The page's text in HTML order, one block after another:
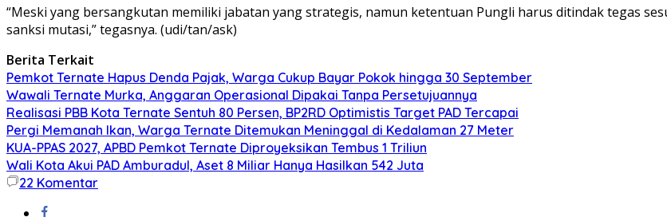
“Meski yang bersangkutan memiliki jabatan yang strategis, namun ketentuan Pungli harus ditindak tegas
sanksi mutasi,” tegasnya. (udi/tan/ask)
Berita Terkait
Pemkot Ternate Hapus Denda Pajak, Warga Cukup Bayar Pokok hingga 30 September
Wawali Ternate Murka, Anggaran Operasional Dipakai Tanpa Persetujuannya
Realisasi PBB Kota Ternate Sentuh 80 Persen, BP2RD Optimistis Target PAD Tercapai
Pergi Memanah Ikan, Warga Ternate Ditemukan Meninggal di Kedalaman 27 Meter
KUA-PPAS 2027, APBD Pemkot Ternate Diproyeksikan Tembus 1 Triliun
Wali Kota Akui PAD Amburadul, Aset 8 Miliar Hanya Hasilkan 542 Juta
22 Komentar